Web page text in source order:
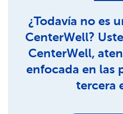
¿Todavía no es
CenterWell?
CenterWell,
enfocada en las
tercera